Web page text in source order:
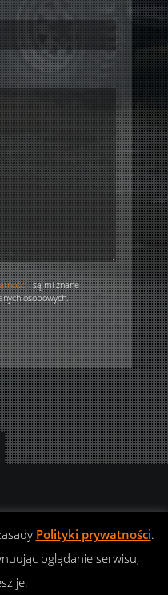
i są mi znane
osobowych.
Polityki prywatności.
oglądanie serwisu,
je.